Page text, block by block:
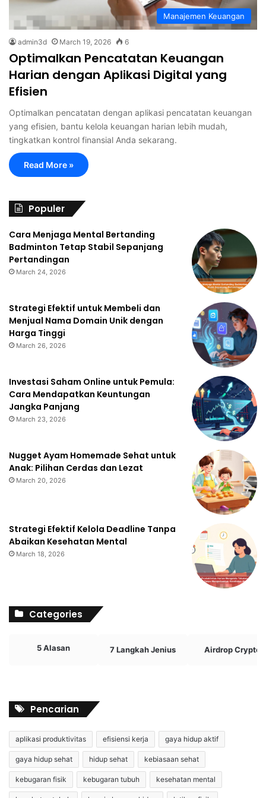
Manajemen Keuangan
admin3d March 19, 2026 6
Optimalkan Pencatatan Keuangan
Harian dengan Aplikasi Digital yang
Efisien
Optimalkan pencatatan dengan aplikasi pencatatan keuangan
yang efisien, bantu kelola keuangan harian lebih mudah,
tingkatkan kontrol finansial Anda sekarang.
Read More »
Populer
Cara Menjaga Mental Bertanding
Badminton Tetap Stabil Sepanjang
Pertandingan
March 24, 2026
Strategi Efektif untuk Membeli dan
Menjual Nama Domain Unik dengan
Harga Tinggi
March 26, 2026
Investasi Saham Online untuk Pemula:
Cara Mendapatkan Keuntungan
Jangka Panjang
March 23, 2026
Nugget Ayam Homemade Sehat untuk
Anak: Pilihan Cerdas dan Lezat
March 20, 2026
Strategi Efektif Kelola Deadline Tanpa
Abaikan Kesehatan Mental
March 18, 2026
Categories
5 Alasan 7 Langkah Jenius Airdrop Crypto
Pencarian
aplikasi produktivitas efisiensi kerja gaya hidup aktif
gaya hidup sehat hidup sehat kebiasaan sehat
kebugaran fisik kebugaran tubuh kesehatan mental